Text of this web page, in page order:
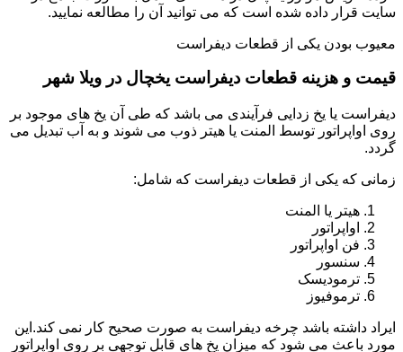
سایت قرار داده شده است که می توانید آن را مطالعه نمایید.
معیوب بودن یکی از قطعات دیفراست
قیمت و هزینه قطعات دیفراست یخچال در ویلا شهر
دیفراست یا یخ زدایی فرآیندی می باشد که طی آن یخ های موجود بر
روی اواپراتور توسط المنت یا هیتر ذوب می شوند و به آب تبدیل می
گردد.
زمانی که یکی از قطعات دیفراست که شامل:
هیتر یا المنت
اواپراتور
فن اواپراتور
سنسور
ترمودیسک
ترموفیوز
ایراد داشته باشد چرخه دیفراست به صورت صحیح کار نمی کند.این
مورد باعث می شود که میزان یخ های قابل توجهی بر روی اواپراتور